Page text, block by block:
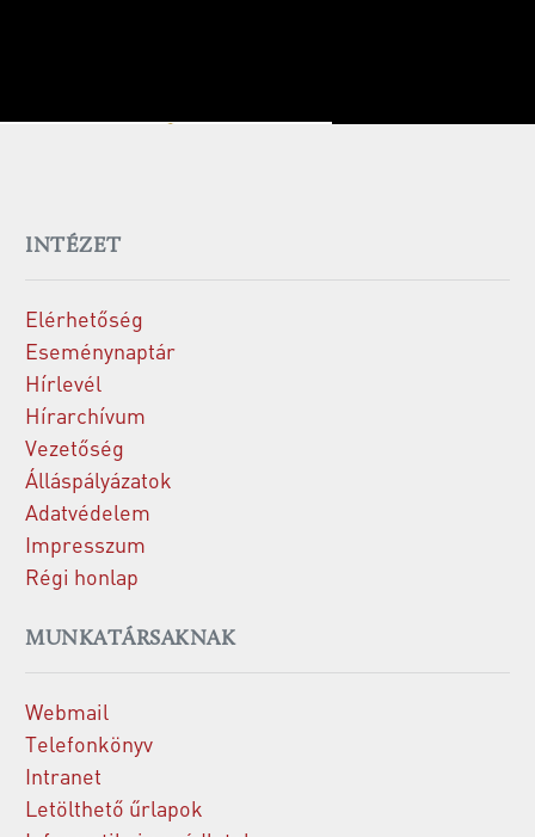
INTÉZET
Elérhetőség
Eseménynaptár
Hírlevél
Hírarchívum
Vezetőség
Álláspályázatok
Adatvédelem
Impresszum
Régi honlap
MUNKATÁRSAKNAK
Webmail
Telefonkönyv
Intranet
Letölthető űrlapok